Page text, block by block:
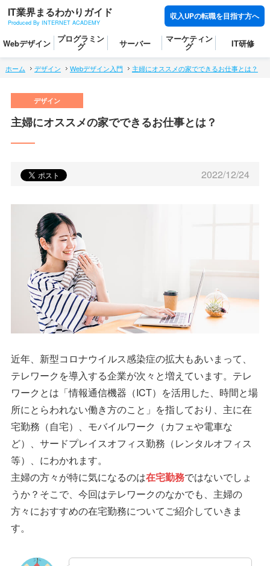
IT業界まるわかりガイド
Produced By INTERNET ACADEMY
収入UPの転職を目指す方へ
Webデザイン プログラミン
グ サーバー マーケティン
グ IT研修
ホーム デザイン Webデザイン入門 主婦にオススメの家でできるお仕事とは？
主婦にオススメの家でできるお仕事とは？
2022/12/24
近年、新型コロナウイルス感染症の拡大もあいまって、
テレワークを導入する企業が次々と増えています。テレ
ワークとは「情報通信機器（ICT）を活用した、時間と場
所にとらわれない働き方のこと」を指しており、主に在
宅勤務（自宅）、モバイルワーク（カフェや電車な
ど）、サードプレイスオフィス勤務（レンタルオフィス
等）、にわかれます。
主婦の方々が特に気になるのは在宅勤務ではないでしょ
うか？そこで、今回はテレワークのなかでも、主婦の
方々におすすめの在宅勤務についてご紹介していきま
す。